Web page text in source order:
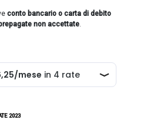
conto bancario o carta di debito
non accettate.
2023